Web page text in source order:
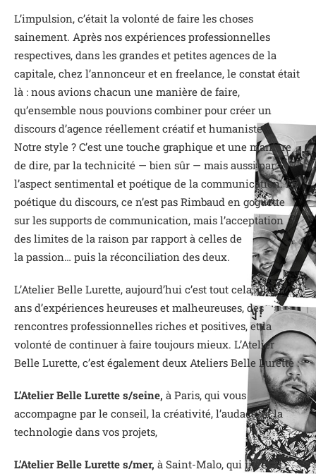
L’impulsion, c’était la volonté de faire les choses
sainement. Après nos expériences professionnelles
respectives, dans les grandes et petites agences de la
capitale, chez l’annonceur et en freelance, le constat était
là : nous avions chacun une manière de faire,
qu’ensemble nous pouvions combiner pour créer un
discours d’agence réellement créatif et humaniste.
Notre style ? C’est une touche graphique et une manière
de dire, par la technicité — bien sûr — mais aussi par
l’aspect sentimental et poétique de la communication. La
poétique du discours, ce n’est pas Rimbaud en goguette
sur les supports de communication, mais l’acceptation
des limites de la raison par rapport à celles de
la passion… puis la réconciliation des deux.
L’Atelier Belle Lurette, aujourd’hui c’est tout cela, plus 7
ans d’expériences heureuses et malheureuses, des
rencontres professionnelles riches et positives, et la
volonté de continuer à faire toujours mieux. L’Atelier
Belle Lurette, c’est également deux Ateliers Belle Lurette :
L’Atelier Belle Lurette s/seine,à Paris, qui vous
accompagne par le conseil, la créativité, l’audace, et la
technologie dans vos projets,
L’Atelier Belle Lurette s/mer,à Saint-Malo, qui investit